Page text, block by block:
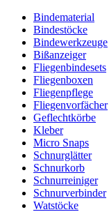
Bindematerial
Bindestöcke
Bindewerkzeuge
Bißanzeiger
Fliegenbindesets
Fliegenboxen
Fliegenpflege
Fliegenvorfächer
Geflechtkörbe
Kleber
Micro Snaps
Schnurglätter
Schnurkorb
Schnurreiniger
Schnurverbinder
Watstöcke